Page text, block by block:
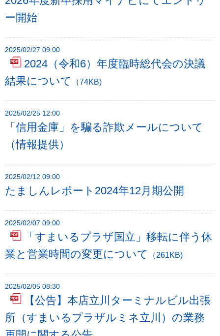
へ
ー開始
2025/02/27 09:00
2024（令和6）年度臨時総代会の決議
結果について
（74KB)
2025/02/25 12:00
「信用金庫」を騙る詐欺メールについて
（情報提供）
2025/02/12 09:00
たましんレポート2024年12月期公開
2025/02/07 09:00
「すまいるプラザ国立」移転に伴う休
業と営業時間の変更について
（261KB)
2025/02/05 08:30
【公告】本店立川ターミナルビル出張
所（すまいるプラザルミネ立川）の業務